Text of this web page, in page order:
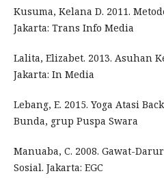
Kusuma, Kelana D. 2011.
Jakarta: Trans Info Media
Lalita, Elizabet. 2013. Asuhan
Jakarta: In Media
Lebang, E. 2015. Yoga Atasi
Bunda, grup Puspa Swara
Manuaba, C. 2008. Gawat-
Sosial. Jakarta: EGC